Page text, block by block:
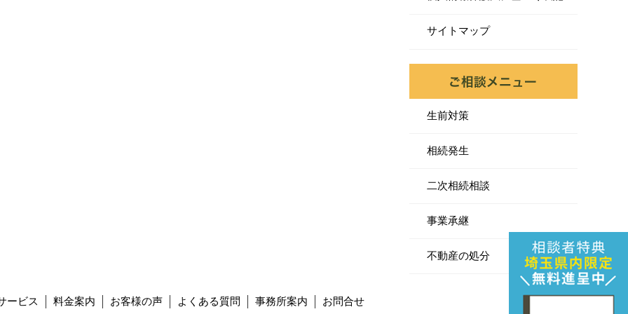
サイトマップ
生前対策
相続発生
二次相続相談
事業承継
不動産の処分
ービス 料金案内 お客様の声 よくある質問 事務所案内 お問合せ